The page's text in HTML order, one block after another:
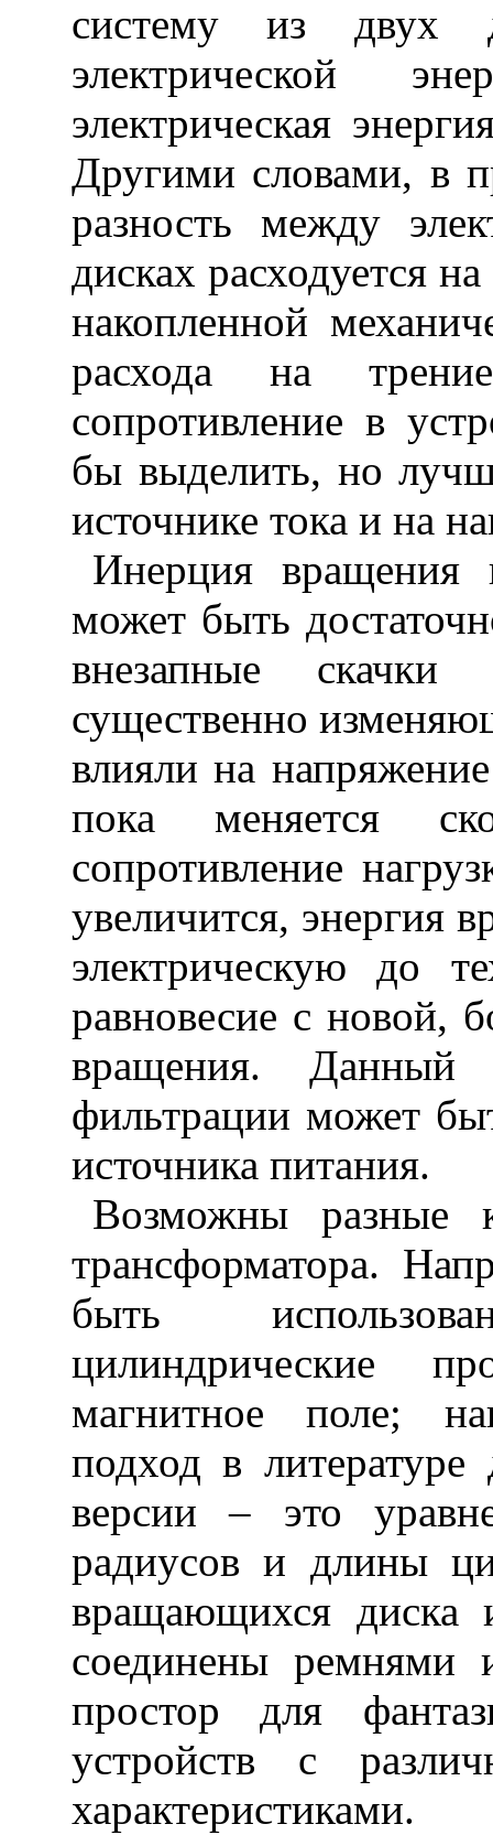
систему из двух
электрической
электрическая
Другими словами, в
разность между
дисках расходуется
накопленной
расхода на
сопротивление в
бы выделить, но
источнике тока и на
Инерция
может быть
внезапные скачки
существенно
влияли на
пока меняется
сопротивление
увеличится, энергия
электрическую до
равновесие с новой,
вращения. Данный
фильтрации может
источника питания.
Возможны разные
трансформатора.
быть
цилиндрические
магнитное поле;
подход в литературе
версии – это
радиусов и длины
вращающихся диска
соединены ремнями
простор для
устройств с
характеристиками.